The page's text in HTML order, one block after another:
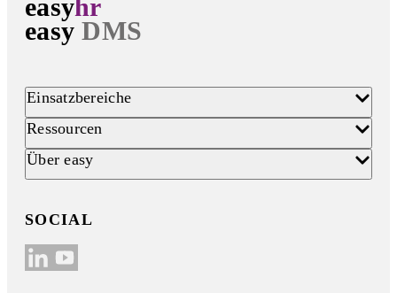
easyhr
easy DMS
Einsatzbereiche
Ressourcen
Über easy
SOCIAL